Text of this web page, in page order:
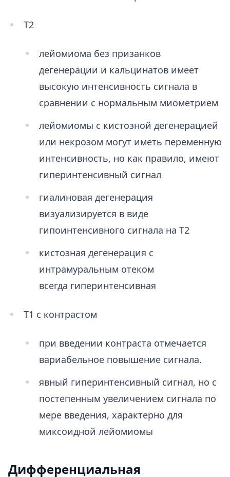
Т2
лейомиома без призанков
дегенерации и кальцинатов имеет
высокую интенсивность сигнала в
сравнении с нормальным миометрием
лейомиомы с кистозной дегенерацией
или некрозом могут иметь переменную
интенсивность, но как правило, имеют
гиперинтенсивный сигнал
гиалиновая дегенерация
визуализируется в виде
гипоинтенсивного сигнала на Т2
кистозная дегенерация с
интрамуральным отеком
всегда гиперинтенсивная
Т1 с контрастом
при введении контраста отмечается
вариабельное повышение сигнала.
явный гиперинтенсивный сигнал, но с
постепенным увеличением сигнала по
мере введения, характерно для
миксоидной лейомиомы
Дифференциальная